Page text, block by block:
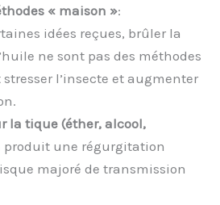
« maison »:
idées reçues, brûler la
ne sont pas des méthodes
l’insecte et augmenter
la tique (éther, alcool,
produit une régurgitation
majoré de transmission